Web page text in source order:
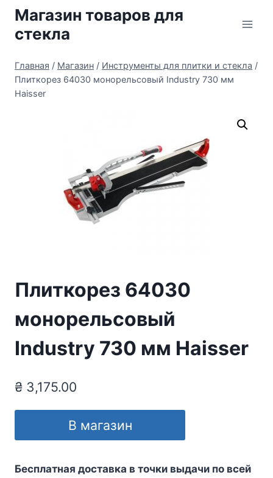
Перейти
содержимому
Магазин товаров для
стекла
Главная / Магазин / Инструменты для плитки и стекла /
Плиткорез 64030 монорельсовый Industry 730 мм
Haisser
Плиткорез 64030
монорельсовый
Industry 730 мм Haisser
₴ 3,175.00
В магазин
Бесплатная доставка в точки выдачи по всей